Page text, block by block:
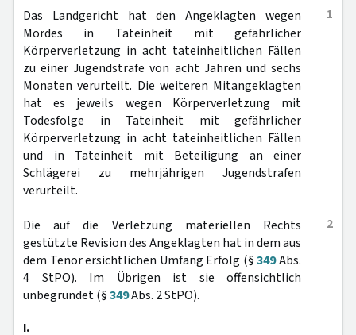
1
Das Landgericht hat den Angeklagten wegen
Mordes in Tateinheit mit gefährlicher
Körperverletzung in acht tateinheitlichen Fällen
zu einer Jugendstrafe von acht Jahren und sechs
Monaten verurteilt. Die weiteren Mitangeklagten
hat es jeweils wegen Körperverletzung mit
Todesfolge in Tateinheit mit gefährlicher
Körperverletzung in acht tateinheitlichen Fällen
und in Tateinheit mit Beteiligung an einer
Schlägerei zu mehrjährigen Jugendstrafen
verurteilt.
2
Die auf die Verletzung materiellen Rechts
gestützte Revision des Angeklagten hat in dem aus
dem Tenor ersichtlichen Umfang Erfolg (§349Abs.
4 StPO). Im Übrigen ist sie offensichtlich
unbegründet (§349Abs. 2 StPO).
I.